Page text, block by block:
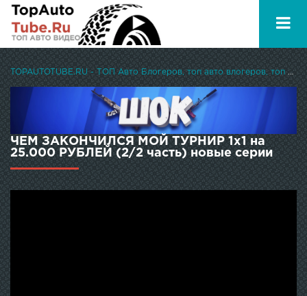
TOPAUTOTUBE.RU - ТОП Авто Блогеров, топ авто влогеров, топ авто ютуберов
ЧЕМ ЗАКОНЧИЛСЯ МОЙ ТУРНИР 1х1 на
25.000 РУБЛЕЙ (2/2 часть) новые серии